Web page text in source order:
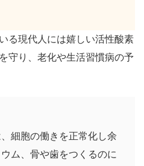
る現代人には嬉しい活性酸素
守り、老化や生活習慣病の予
細胞の働きを正常化し余
ム、骨や歯をつくるのに